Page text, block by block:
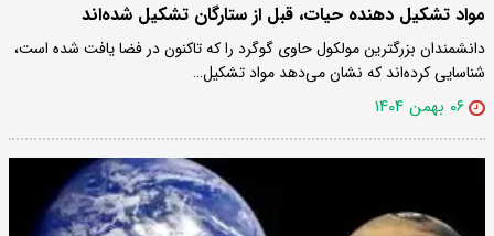
مواد تشکیل دهنده حیات، قبل از ستارگان تشکیل شده‌اند
دانشمندان بزرگترین مولکول حاوی گوگرد را که تاکنون در فضا یافت شده است،
شناسایی کرده‌اند که نشان می‌دهد مواد تشکیل…
۰۶ بهمن ۱۴۰۴